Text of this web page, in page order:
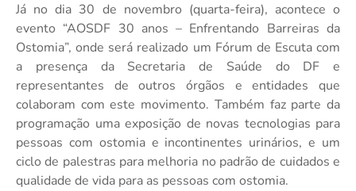
Já no dia 30 de novembro (quarta-feira), acontece o
evento “AOSDF 30 anos – Enfrentando Barreiras da
Ostomia”, onde será realizado um Fórum de Escuta com
a presença da Secretaria de Saúde do DF e
representantes de outros órgãos e entidades que
colaboram com este movimento. Também faz parte da
programação uma exposição de novas tecnologias para
pessoas com ostomia e incontinentes urinários, e um
ciclo de palestras para melhoria no padrão de cuidados e
qualidade de vida para as pessoas com ostomia.